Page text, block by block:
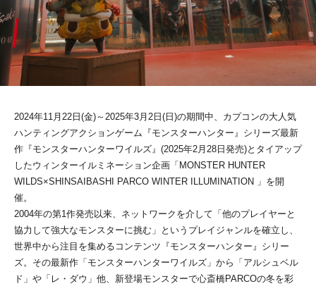
2024年11月22日(金)～2025年3月2日(日)の期間中、カプコンの大人気
ハンティングアクションゲーム『モンスターハンター』シリーズ最新
作『モンスターハンターワイルズ』(2025年2月28日発売)とタイアップ
したウィンターイルミネーション企画「MONSTER HUNTER
WILDS×SHINSAIBASHI PARCO WINTER ILLUMINATION 」を開
催。
2004年の第1作発売以来、ネットワークを介して「他のプレイヤーと
協力して強大なモンスターに挑む」というプレイジャンルを確立し、
世界中から注目を集めるコンテンツ『モンスターハンター』シリー
ズ。その最新作「モンスターハンターワイルズ」から「アルシュベル
ド」や「レ・ダウ」他、新登場モンスターで心斎橋PARCOの冬を彩